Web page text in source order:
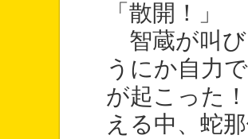
「散開！」
智蔵が叫び
うにか自力
が起こった
える中、蛇